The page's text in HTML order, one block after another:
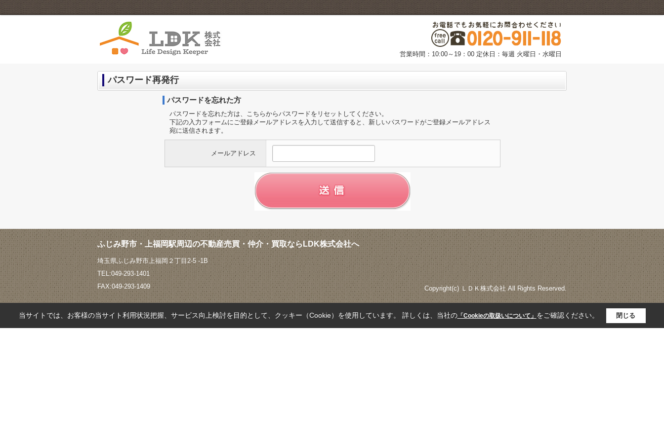
営業時間：10:00～19：00 定休日：毎週 火曜日・水曜日
パスワード再発行
パスワードを忘れた方
パスワードを忘れた方は、こちらからパスワードをリセットしてください。
下記の入力フォームにご登録メールアドレスを入力して送信すると、新しいパスワードがご登録メールアドレス
宛に送信されます。
メールアドレス
ふじみ野市・上福岡駅周辺の不動産売買・仲介・買取ならLDK株式会社へ
埼玉県ふじみ野市上福岡２丁目2-5 -1B
TEL:049-293-1401
FAX:049-293-1409
Copyright(c) ＬＤＫ株式会社 All Rights Reserved.
当サイトでは、お客様の当サイト利用状況把握、サービス向上検討を目的として、クッキー（Cookie）を使用しています。 詳しくは、当社の「Cookieの取扱いについて」 をご確認ください。 閉じる